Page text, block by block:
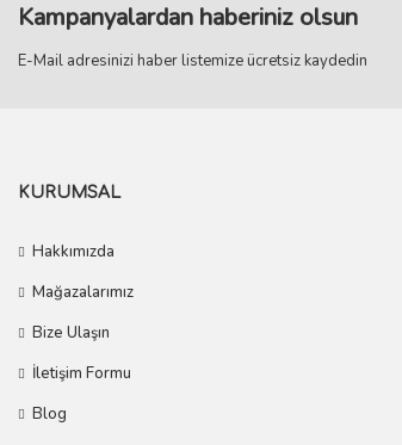
Kampanyalardan haberiniz olsun
E-Mail adresinizi haber listemize ücretsiz kaydedin
KURUMSAL
Hakkımızda
Mağazalarımız
Bize Ulaşın
İletişim Formu
Blog